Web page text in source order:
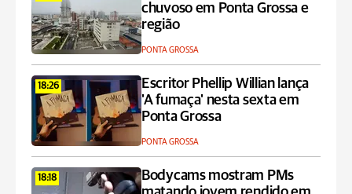
chuvoso em Ponta Grossa e
região
PONTA GROSSA
18:26
Escritor Phellip Willian lança
'A fumaça' nesta sexta em
Ponta Grossa
PONTA GROSSA
18:18
Bodycams mostram PMs